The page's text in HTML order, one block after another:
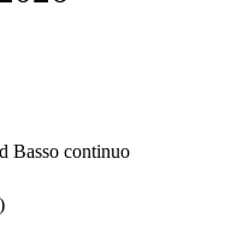
Basso continuo